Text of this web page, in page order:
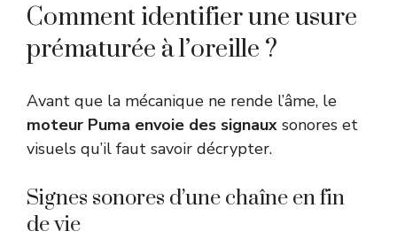
Comment identifier une usure
prématurée à l’oreille ?
Avant que la mécanique ne rende l’âme, le
moteur Puma envoie des signaux sonores et
visuels qu’il faut savoir décrypter.
Signes sonores d’une chaîne en fin
de vie